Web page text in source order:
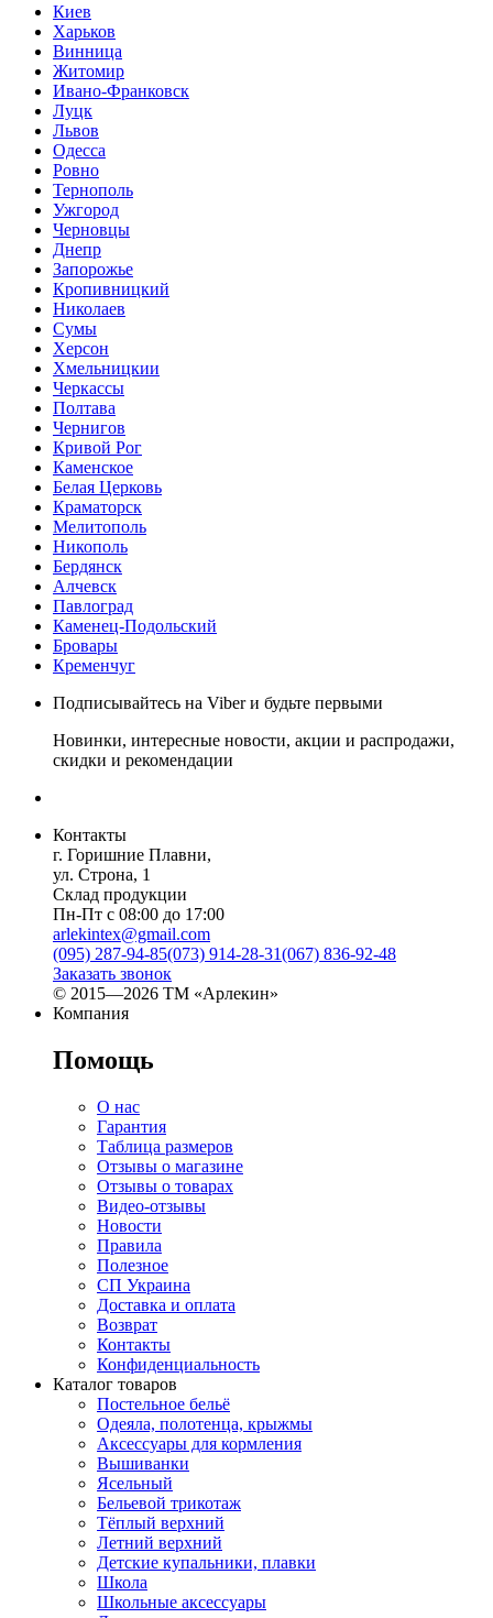
Киев
Харьков
Винница
Житомир
Ивано-Франковск
Луцк
Львов
Одесса
Ровно
Тернополь
Ужгород
Черновцы
Днепр
Запорожье
Кропивницкий
Николаев
Сумы
Херсон
Хмельницкии
Черкассы
Полтава
Чернигов
Кривой Рог
Каменское
Белая Церковь
Краматорск
Мелитополь
Никополь
Бердянск
Алчевск
Павлоград
Каменец-Подольский
Бровары
Кременчуг
Подписывайтесь на Viber и будьте первыми
Новинки, интересные новости, акции и распродажи,
скидки и рекомендации
Контакты
г. Горишние Плавни,
ул. Строна, 1
Склад продукции
Пн-Пт с 08:00 до 17:00
arlekintex@gmail.com
(095) 287-94-85(073) 914-28-31(067) 836-92-48
Заказать звонок
© 2015—2026 ТМ «Арлекин»
Компания
Помощь
О нас
Гарантия
Таблица размеров
Отзывы о магазине
Отзывы о товарах
Видео-отзывы
Новости
Правила
Полезное
СП Украина
Доставка и оплата
Возврат
Контакты
Конфиденциальность
Каталог товаров
Постельное бельё
Одеяла, полотенца, крыжмы
Аксессуары для кормления
Вышиванки
Ясельный
Бельевой трикотаж
Тёплый верхний
Летний верхний
Детские купальники, плавки
Школа
Школьные аксессуары